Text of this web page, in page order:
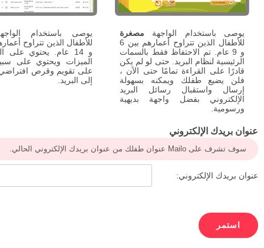
يوصى باستخدام الواجهة مصغرة
للأطفال الذين تتراوح أعمارهم بين 6
و 9 عام. تم الاحتفاظ فقط بالسمات
الرئيسية لنظام البريد. حتى لو لم يكن
قادرًا على القراءة تمامًا حتى الآن ،
فلن يضيع طفلك ويمكنه بسهولة
إرسال واستقبال رسائل البريد
الإلكتروني بفضل واجهة بديهية
ورسومية.
يوصى باستخدام
و 14 عام. يحتوي على
الميزات ويحتوي على
على تقويم وقرص افتراضي
إلى البريد.
عنوان بريدك الإلكتروني
سوف تشرف على Mailo عنوان طفلك من عنوان بريدك الإلكتروني الحالي.
عنوان بريدك الإلكتروني: